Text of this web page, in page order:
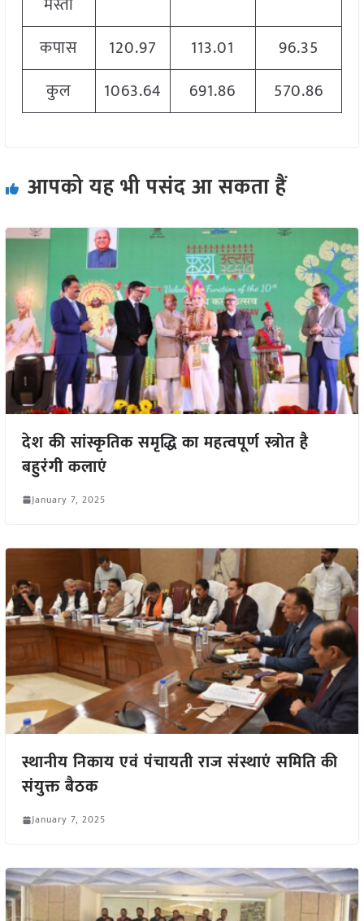
कपास
120.97 113.01
96.35
कुल
1063.64 691.86 570.86
आपको यह भी पसंद आ सकता हैं
देश की सांस्कृतिक समृद्धि का महत्वपूर्ण स्त्रोत है
बहुरंगी कलाएं
January 7, 2025
स्थानीय निकाय एवं पंचायती राज संस्थाएं समिति की
संयुक्त बैठक
January 7, 2025